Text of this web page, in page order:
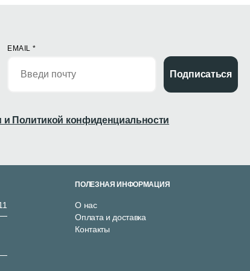
EMAIL*
Подписаться
и Политикой конфиденциальности
ПОЛЕЗНАЯ ИНФОРМАЦИЯ
О нас
Оплата и доставка
Контакты